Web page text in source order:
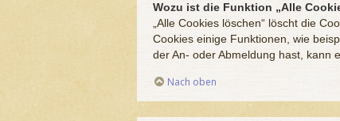
Wozu ist die Funktion „Alle
„Alle Cookies löschen“ löscht die
Cookies einige Funktionen, wie
der An- oder Abmeldung hast, kann
Nach oben